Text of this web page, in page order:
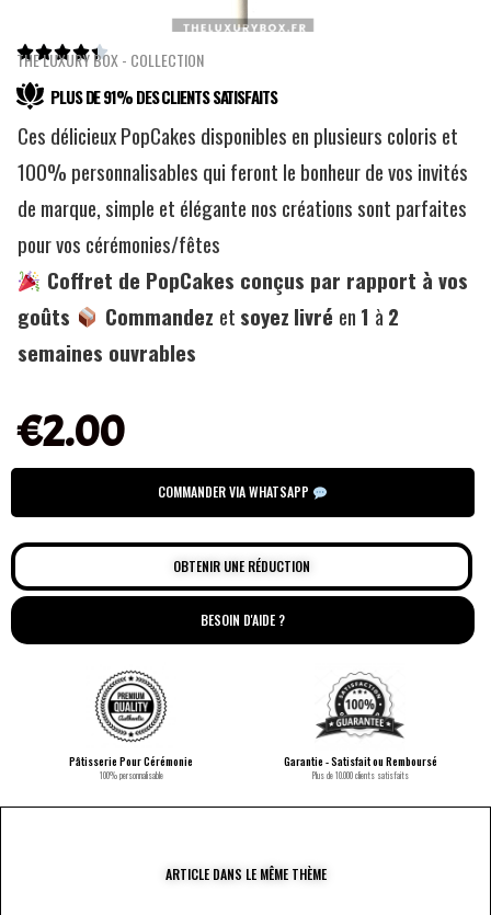

THE LUXURY BOX - COLLECTION
PLUS DE 91% DES CLIENTS SATISFAITS
Ces délicieux PopCakes disponibles en plusieurs coloris et
100% personnalisables qui feront le bonheur de vos invités
de marque, simple et élégante nos créations sont parfaites
pour vos cérémonies/fêtes
Coffret de PopCakes conçus par rapport à vos
goûts
Commandez et soyez livré en 1 à 2
semaines ouvrables
€2.00
COMMANDER VIA WHATSAPP
OBTENIR UNE RÉDUCTION
BESOIN D'AIDE ?
Pâtisserie Pour Cérémonie
100% personnalisable
Garantie - Satisfait ou Remboursé
Plus de 10.000 clients satisfaits
ARTICLE DANS LE MÊME THÈME